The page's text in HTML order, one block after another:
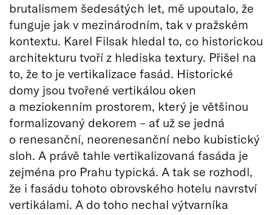
brutalismem šedesátých let, mě upoutalo, že
funguje jak v mezinárodním, tak v pražském
kontextu. Karel Filsak hledal to, co historickou
architekturu tvoří z hlediska textury. Přišel na
to, že to je vertikalizace fasád. Historické
domy jsou tvořené vertikálou oken
a meziokenním prostorem, který je většinou
formalizovaný dekorem – ať už se jedná
o renesanční, neorenesanční nebo kubistický
sloh. A právě tahle vertikalizovaná fasáda je
zejména pro Prahu typická. A tak se rozhodl,
že i fasádu tohoto obrovského hotelu navrství
vertikálami. A do toho nechal výtvarníka